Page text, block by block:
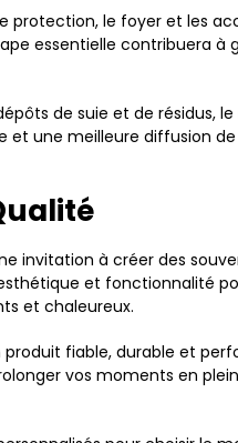
le foyer et les
essentielle contribuera à
de suie et de résidus,
une meilleure diffusion de
invitation à créer des
et fonctionnalité
et chaleureux.
fiable, durable et
vos moments en